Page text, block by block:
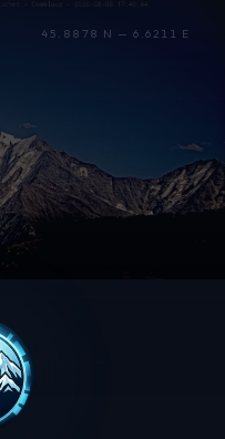
45.8878 N — 6.6211 E